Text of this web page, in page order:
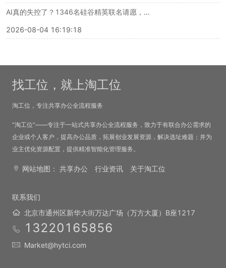
AI真的失控了？1346名硅谷精英联名请愿，要给AI装刹车！
2026-08-04 16:19:18
找工位，就上淘工位
淘工位，专注共享办公全流程服务
“淘工位”——专注于一站式共享办公全流程服务，致力于有联合办公需求的
企业或个人客户，提高办公品质，拓展创业发展资源，解决选址难题；并为
业主优化资源配置，提供精准智能化管理服务。
网站地图： 共享办公 行业资讯 关于淘工位
联系我们
北京市通州区新华大街万达广场（万方大厦）B座1217
13220165856
Market@hytci.com